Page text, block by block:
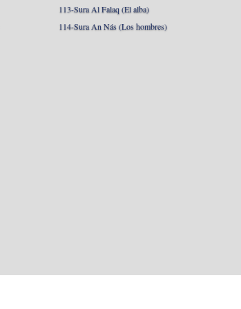
113-Sura Al Falaq (El alba)
114-Sura An Nás (Los hombres)